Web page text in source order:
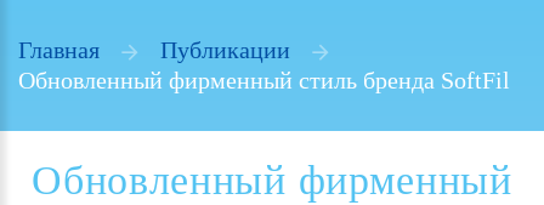
Главная
Публикации
Обновленный фирменный стиль бренда SoftFil
Обновленный фирменный